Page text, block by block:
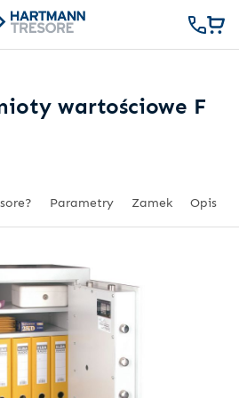
wartościowe F
Parametry Zamek Opis